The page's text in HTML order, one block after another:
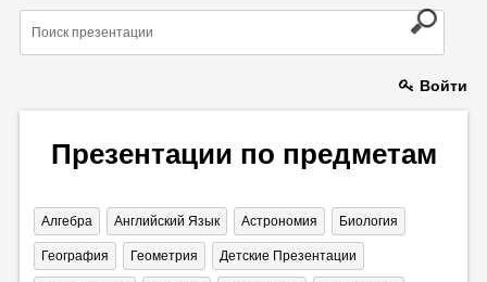
Войти
Презентации по предметам
Алгебра Английский Язык Астрономия Биология
География Геометрия Детские Презентации